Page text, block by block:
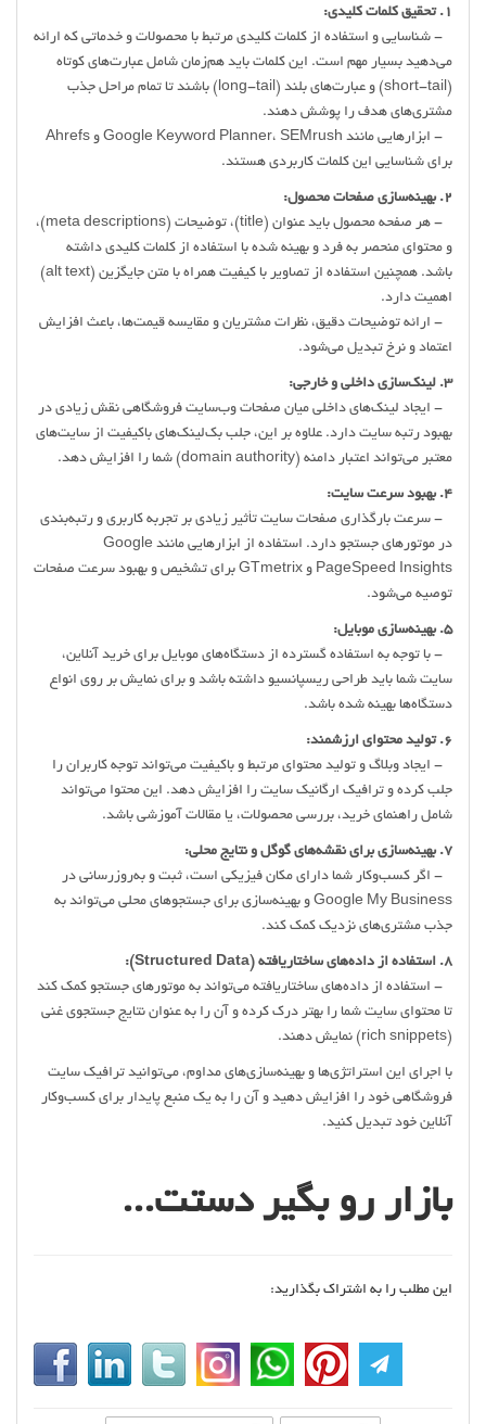
1. تحقیق کلمات کلیدی:
- شناسایی و استفاده از کلمات کلیدی مرتبط با محصولات و خدماتی که ارائه
می‌دهید بسیار مهم است. این کلمات باید هم‌زمان شامل عبارت‌های کوتاه
(short-tail) و عبارت‌های بلند (long-tail) باشند تا تمام مراحل جذب
مشتری‌های هدف را پوشش دهند.
- ابزارهایی مانند Google Keyword Planner، SEMrush و Ahrefs
برای شناسایی این کلمات کاربردی هستند.
2. بهینه‌سازی صفحات محصول:
- هر صفحه محصول باید عنوان (title)، توضیحات (meta descriptions)،
و محتوای منحصر به ‌فرد و بهینه شده با استفاده از کلمات کلیدی داشته
باشد. همچنین استفاده از تصاویر با کیفیت همراه با متن جایگزین (alt text)
اهمیت دارد.
- ارائه توضیحات دقیق، نظرات مشتریان و مقایسه قیمت‌ها، باعث افزایش
اعتماد و نرخ تبدیل می‌شود.
3. لینک‌سازی داخلی و خارجی:
- ایجاد لینک‌های داخلی میان صفحات وب‌سایت فروشگاهی نقش زیادی در
بهبود رتبه سایت دارد. علاوه بر این، جلب بک‌لینک‌های باکیفیت از سایت‌های
معتبر می‌تواند اعتبار دامنه (domain authority) شما را افزایش دهد.
4. بهبود سرعت سایت:
- سرعت بارگذاری صفحات سایت تأثیر زیادی بر تجربه کاربری و رتبه‌بندی
در موتورهای جستجو دارد. استفاده از ابزارهایی مانند Google
PageSpeed Insights و GTmetrix برای تشخیص و بهبود سرعت صفحات
توصیه می‌شود.
5. بهینه‌سازی موبایل:
- با توجه به استفاده گسترده از دستگاه‌های موبایل برای خرید آنلاین،
سایت شما باید طراحی ریسپانسیو داشته باشد و برای نمایش بر روی انواع
دستگاه‌ها بهینه شده باشد.
6. تولید محتوای ارزشمند:
- ایجاد وبلاگ و تولید محتوای مرتبط و باکیفیت می‌تواند توجه کاربران را
جلب کرده و ترافیک ارگانیک سایت را افزایش دهد. این محتوا می‌تواند
شامل راهنمای خرید، بررسی محصولات، یا مقالات آموزشی باشد.
7. بهینه‌سازی برای نقشه‌های گوگل و نتایج محلی:
- اگر کسب‌وکار شما دارای مکان فیزیکی است، ثبت و به‌روزرسانی در
Google My Business و بهینه‌سازی برای جستجوهای محلی می‌تواند به
جذب مشتری‌های نزدیک کمک کند.
8. استفاده از داده‌های ساختاریافته (Structured Data):
- استفاده از داده‌های ساختاریافته می‌تواند به موتورهای جستجو کمک کند
تا محتوای سایت شما را بهتر درک کرده و آن را به عنوان نتایج جستجوی غنی
(rich snippets) نمایش دهند.
با اجرای این استراتژی‌ها و بهینه‌سازی‌های مداوم، می‌توانید ترافیک سایت
فروشگاهی خود را افزایش دهید و آن را به یک منبع پایدار برای کسب‌وکار
آنلاین خود تبدیل کنید.
بازار رو بگیر دستت...
این مطلب را به اشتراک بگذارید: